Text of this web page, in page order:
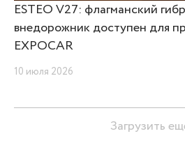
ESTEO V27: флагманский
внедорожник доступен для
EXPOCAR
10 июля 2026
Загрузить